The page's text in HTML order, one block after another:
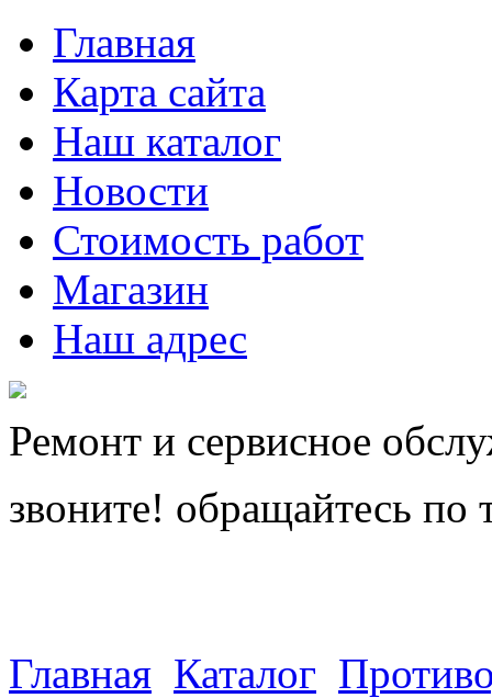
Главная
Карта сайта
Наш каталог
Новости
Стоимость работ
Магазин
Наш адрес
Ремонт и сервисное
звоните! обращайтесь по
Главная Каталог